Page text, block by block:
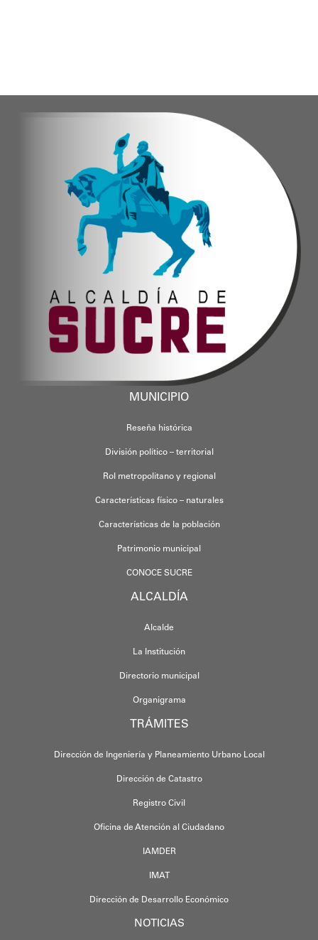
MUNICIPIO
Reseña histórica
División político – territorial
Rol metropolitano y regional
Características físico – naturales
Características de la población
Patrimonio municipal
CONOCE SUCRE
ALCALDÍA
Alcalde
La Institución
Directorio municipal
Organigrama
TRÁMITES
Dirección de Ingeniería y Planeamiento Urbano Local
Dirección de Catastro
Registro Civil
Oficina de Atención al Ciudadano
IAMDER
IMAT
Dirección de Desarrollo Económico
NOTICIAS